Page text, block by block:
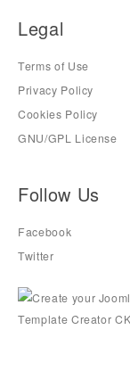
Legal
Terms of Use
Privacy Policy
Cookies Policy
GNU/GPL License
Follow Us
Facebook
Twitter